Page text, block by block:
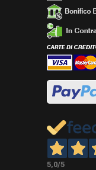
5,0/5